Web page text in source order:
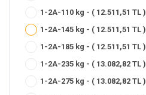
1-2A-110 kg - ( 12.511,51 TL )
1-2A-145 kg - ( 12.511,51 TL )
1-2A-185 kg - ( 12.511,51 TL )
1-2A-235 kg - ( 13.082,82 TL )
1-2A-275 kg - ( 13.082,82 TL )